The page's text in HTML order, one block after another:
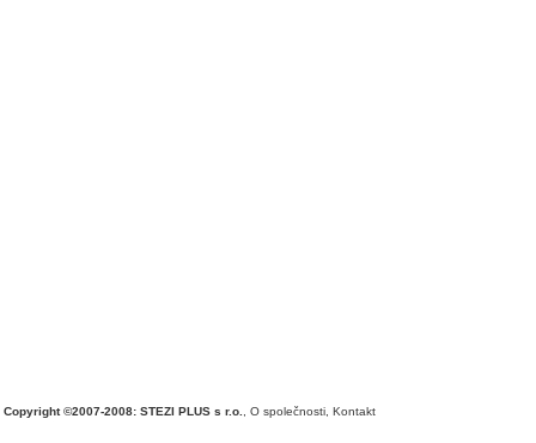
Copyright ©2007-2008: STEZI PLUS s r.o. O společnosti Kontakt